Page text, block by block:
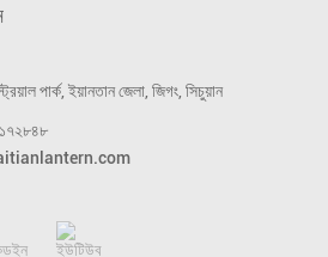
পার্ক, ইয়ানতান জেলা, জিগং, সিচুয়ান